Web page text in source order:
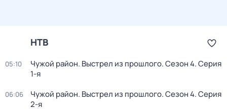
НТВ
05:10 Чужой район. Выстрел из прошлого. Сезон 4. Серия
1-я
06:06 Чужой район. Выстрел из прошлого. Сезон 4. Серия
2-я